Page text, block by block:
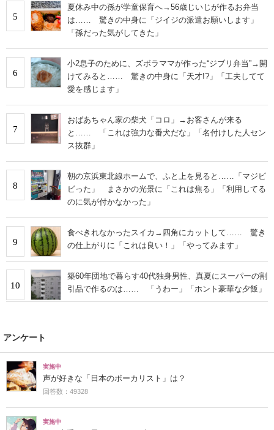
5
夏休み中の孫が学童保育へ→56歳じいじが作るお弁当
は…… 驚きの中身に「ジイジの派遣お願いします」
「孫だった気がしてきた」
6
小2息子のために、ズボラママが作った“ジブリ弁当”→開
けてみると…… 驚きの中身に「天才!?」「工夫してて
愛を感じます」
7
おばあちゃん家の柴犬「コロ」→お客さんが来る
と…… 「これは強力な番犬だな」「名付けした人セン
ス抜群」
8
朝の京浜東北線ホームで、ふと上を見ると……「マジビ
ビった」 まさかの光景に「これは焦る」「利用してる
のに気が付かなかった」
9
食べきれなかったスイカ→四角にカットして…… 驚き
の仕上がりに「これは良い！」「やってみます」
10
築60年団地で暮らす40代独身男性、真夏にスーパーの割
引品で作るのは…… 「うわー」「ホント豪華な夕飯」
アンケート
実施中
声が好きな「日本のボーカリスト」は？
回答数：49328
実施中